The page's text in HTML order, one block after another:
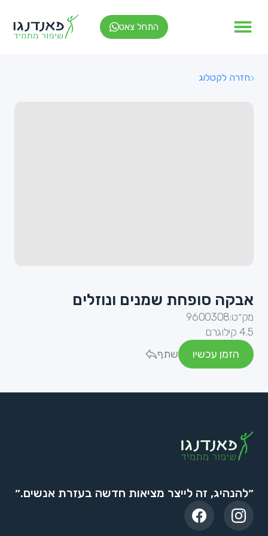
התחל צאט
חזרה לקטלוג
אבקה סופחת שמנים ונוזלים
מק״ט:9600308
4.5 קילוגרם
הזמן עכשיו
שתף
״להנהיג, זה לייצר מציאות חדשה בעזרת אנשים.״